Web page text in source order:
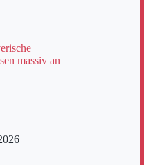
massiv an